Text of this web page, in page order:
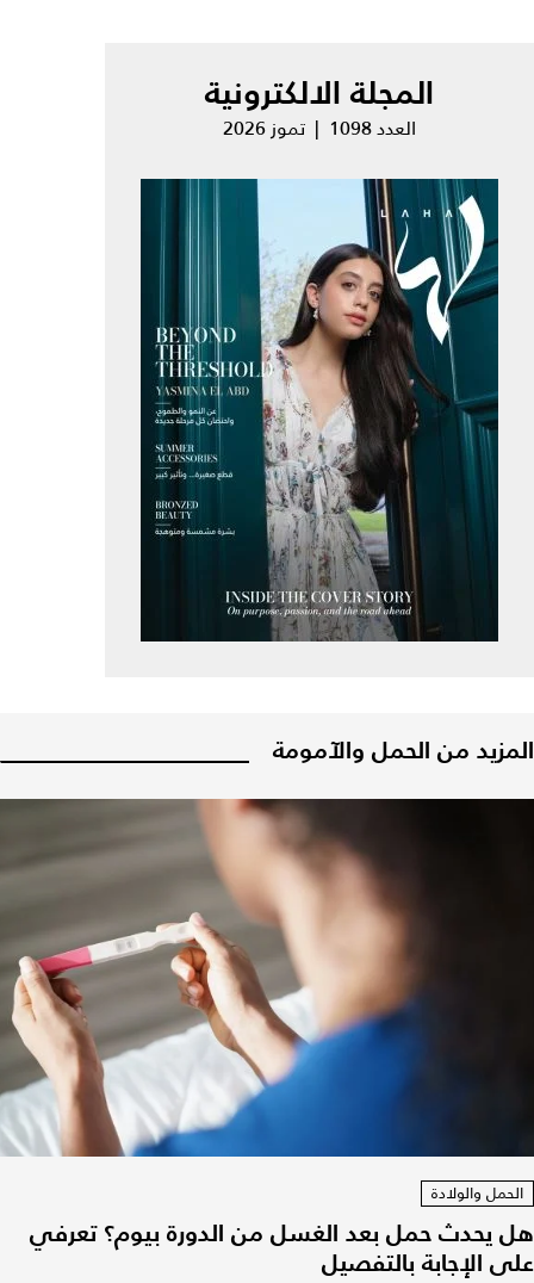
المجلة الالكترونية
العدد 1098 | تموز 2026
المزيد من الحمل والآمومة
الحمل والولادة
هل يحدث حمل بعد الغسل من الدورة بيوم؟ تعرفي
على الإجابة بالتفصيل